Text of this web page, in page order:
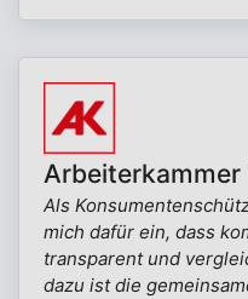
Arbeiterkammer
Als
mich dafür ein, dass
transparent und
dazu ist die